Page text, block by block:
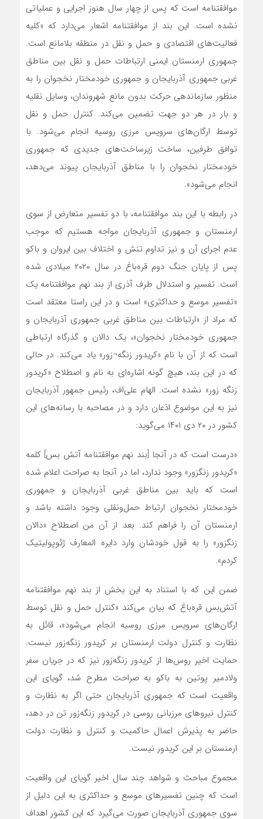
موافقتنامه است که پس از چهار سال هنوز اجرایی و عملیاتی
نشده است. این بند از موافقتنامه اشعار می‌دارد که «کلیه
فعالیت‌های اقتصادی و حمل و نقل در منطقه بلامانع است.
جمهوری ارمنستان ایمنی ارتباطات حمل و نقل بین مناطق
غربی جمهوری آذربایجان و جمهوری خودمختار نخجوان را به
منظور سازماندهی حرکت بدون مانع شهروندان، وسایل نقلیه
و بار در هر دو جهت تضمین می‌کند. کنترل حمل و نقل
توسط ارگان‌های سرویس مرزی روسیه انجام می‌شود. با
توافق طرفین، ساخت زیرساخت‌های جدیدی که جمهوری
خودمختار نخجوان را با مناطق آذربایجان پیوند می‌دهد،
انجام می‌شود».
در رابطه با این بند موافقتنامه، با دو تفسیر متعارض از سوی
ارمنستان و جمهوری آذربایجان مواجه هستیم که موجب
عدم اجرای آن و نیز تداوم تنش و اختلاف بین ایروان و باکو
پس از پایان جنگ دوم ‌قره‌باغ در سال ۲۰۲۰ میلادی شده
است. تفسیر و استدلال طرف آذری از بند نهم موافقتنامه یک
«تفسیر موسع و حداکثری» است و در این راستا معتقد است
که مراد از «ارتباطات بین مناطق غربی جمهوری آذربایجان و
جمهوری خودمختار نخجوان»، یک دالان و گذرگاه ارتباطی
است که از آن با نام «کریدور زنگه¬زور» یاد می‌کند. در حالی
که در این بند، هیچ گونه اشاره‌ای به نام و اصطلاح «کریدور
زنگه زور» نشده است. الهام علی‌اف، رئیس جمهور آذربایجان
نیز به این موضوع اذعان دارد و در مصاحبه با رسانه‌های این
کشور در ۲۰ دی ۱۴۰۱ می‌گوید:
«درست است که در آنجا [بند نهم موافقتنامه آتش بس] کلمه
«کریدور زنگزور» وجود ندارد، اما در آنجا به ‌صراحت اعلام شده
است که باید بین مناطق غربی آذربایجان و جمهوری
خودمختار نخجوان ارتباط حمل‌ونقلی وجود داشته باشد و
ارمنستان آن را فراهم کند. بعد از آن من اصطلاح «دالان
زنگزور» را به‌ قول خودشان وارد دایره المعارف ژئوپولیتیک
کردم».
ضمن این که با استناد به این بخش از بند نهم موافقتنامه
‌آتش‌بس ‌قره‌باغ که بیان می‌کند «کنترل حمل و نقل توسط
ارگان‌های سرویس مرزی روسیه انجام می‌شود»، قائل به
نظارت و کنترل دولت ارمنستان بر کریدور زنگه‌زور نیست.
حمایت اخیر روس‌ها از کریدور زنگه‌زور نیز که در جریان سفر
ولادمیر پوتین به باکو به صراحت مطرح شد، گویای این
واقعیت است که جمهوری آذربایجان حتی اگر به نظارت و
کنترل نیروهای مرزبانی روسی در کریدور زنگه‌زور تن در دهد،
حاضر به پذیرش اعمال حاکمیت و کنترل و نظارت دولت
ارمنستان بر این کریدور نیست.
مجموع مباحث و شواهد چند سال اخیر گویای این واقعیت
است که چنین تفسیرهای موسع و حداکثری به این دلیل از
سوی جمهوری آذربایجان صورت‌ می‌گیرد که این کشور اهداف